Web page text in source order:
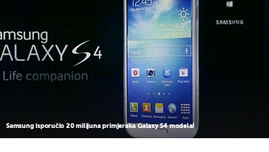
Samsung isporučio 20 milijuna primjeraka Galaxy S4 modela!